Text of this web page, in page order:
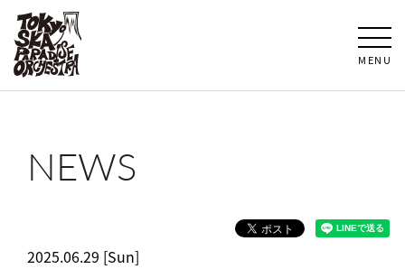
MENU
NEWS
2025.06.29 [Sun]